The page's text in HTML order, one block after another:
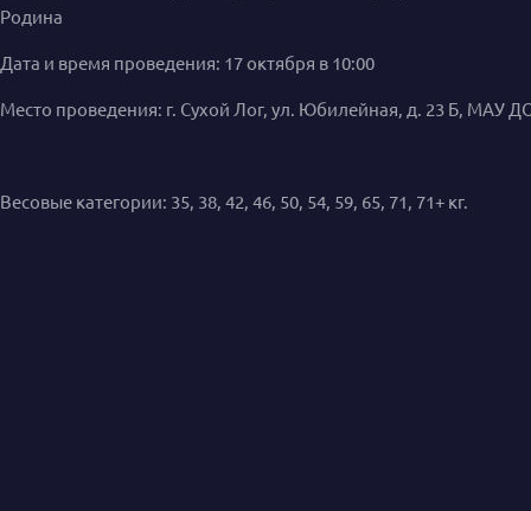
Родина
Дата и время проведения: 17 октября в 10:00
Место проведения: г. Сухой Лог, ул. Юбилейная, д. 23 Б, МАУ
Весовые категории: 35, 38, 42, 46, 50, 54, 59, 65, 71, 71+ кг.